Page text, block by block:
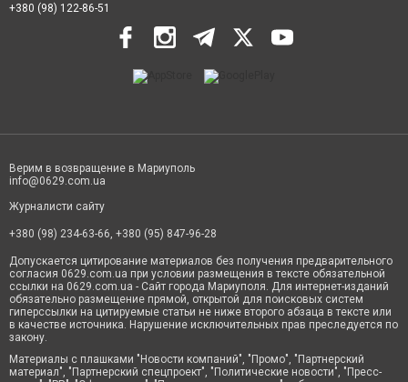
+380 (98) 122-86-51
Верим в возвращение в Мариуполь
info@0629.com.ua
Журналисти сайту
+380 (98) 234-63-66, +380 (95) 847-96-28
Допускается цитирование материалов без получения предварительного
согласия 0629.com.ua при условии размещения в тексте обязательной
ссылки на 0629.com.ua - Сайт города Мариуполя. Для интернет-изданий
обязательно размещение прямой, открытой для поисковых систем
гиперссылки на цитируемые статьи не ниже второго абзаца в тексте или
в качестве источника. Нарушение исключительных прав преследуется по
закону.
Материалы с плашками "Новости компаний", "Промо", "Партнерский
материал", "Партнерский спецпроект", "Политические новости", "Пресс-